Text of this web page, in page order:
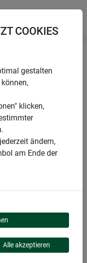
aus Papier
COOKIES
gestalten
klicken,
ändern,
am Ende der
Alle akzeptieren